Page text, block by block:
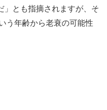
」とも指摘されますが、そ
う年齢から老衰の可能性